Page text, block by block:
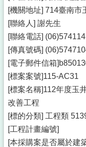
[機關地址] 714臺南市
[聯絡人] 謝先生
[聯絡電話]
[傳真號碼]
[電子郵件信箱
[標案案號]115-AC31
[標案名稱]112年度玉
改善工程
[標的分類] 工程類
[工程計畫編號]
[本採購案是否屬於建